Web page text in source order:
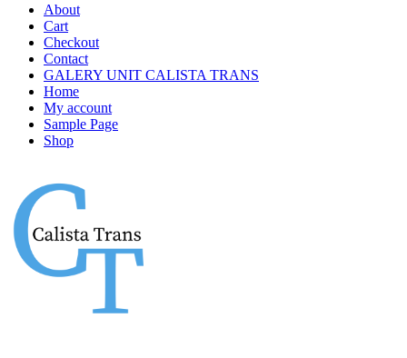
About
Cart
Checkout
Contact
GALERY UNIT CALISTA TRANS
Home
My account
Sample Page
Shop